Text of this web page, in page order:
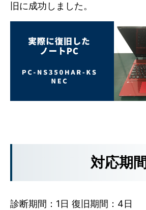
旧に成功しました。
対応期間
診断期間：1日 復旧期間：4日